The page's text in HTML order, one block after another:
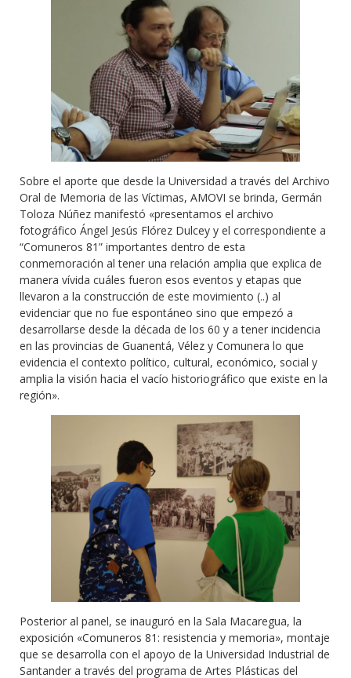
Sobre el aporte que desde la Universidad a través del Archivo
Oral de Memoria de las Víctimas, AMOVI se brinda, Germán
Toloza Núñez manifestó «presentamos el archivo
fotográfico Ángel Jesús Flórez Dulcey y el correspondiente a
“Comuneros 81” importantes dentro de esta
conmemoración al tener una relación amplia que explica de
manera vívida cuáles fueron esos eventos y etapas que
llevaron a la construcción de este movimiento (..) al
evidenciar que no fue espontáneo sino que empezó a
desarrollarse desde la década de los 60 y a tener incidencia
en las provincias de Guanentá, Vélez y Comunera lo que
evidencia el contexto político, cultural, económico, social y
amplia la visión hacia el vacío historiográfico que existe en la
región».
Posterior al panel, se inauguró en la Sala Macaregua, la
exposición «Comuneros 81: resistencia y memoria», montaje
que se desarrolla con el apoyo de la Universidad Industrial de
Santander a través del programa de Artes Plásticas del